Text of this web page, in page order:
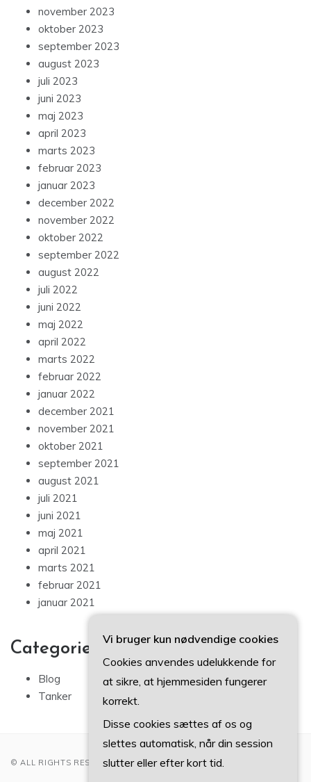
november 2023
oktober 2023
september 2023
august 2023
juli 2023
juni 2023
maj 2023
april 2023
marts 2023
februar 2023
januar 2023
december 2022
november 2022
oktober 2022
september 2022
august 2022
juli 2022
juni 2022
maj 2022
april 2022
marts 2022
februar 2022
januar 2022
december 2021
november 2021
oktober 2021
september 2021
august 2021
juli 2021
juni 2021
maj 2021
april 2021
marts 2021
februar 2021
januar 2021
Categories
Blog
Tanker
© ALL RIGHTS RESERVED 2022
Vi bruger kun nødvendige cookies
Cookies anvendes udelukkende for
at sikre, at hjemmesiden fungerer
korrekt.
Disse cookies sættes af os og
slettes automatisk, når din session
slutter eller efter kort tid.